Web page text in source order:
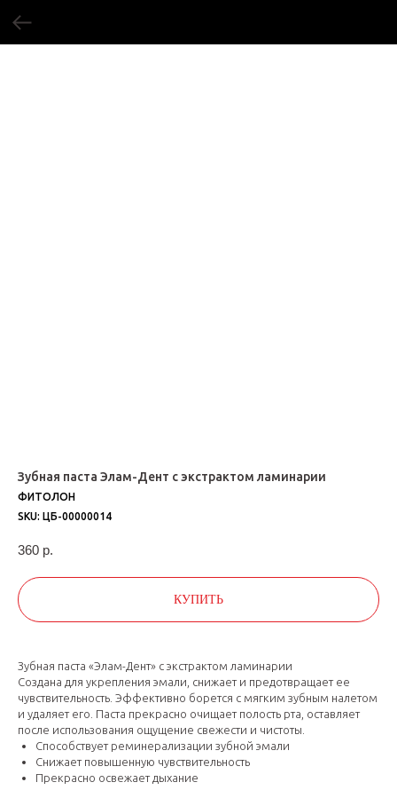
Зубная паста Элам-Дент с экстрактом ламинарии
ФИТОЛОН
SKU: ЦБ-00000014
360 р.
КУПИТЬ
Зубная паста «Элам-Дент» с экстрактом ламинарии
Создана для укрепления эмали, снижает и предотвращает ее
чувствительность. Эффективно борется с мягким зубным налетом
и удаляет его. Паста прекрасно очищает полость рта, оставляет
после использования ощущение свежести и чистоты.
Способствует реминерализации зубной эмали
Снижает повышенную чувствительность
Прекрасно освежает дыхание